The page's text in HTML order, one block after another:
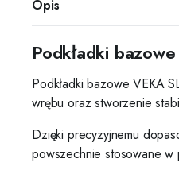
Opis
Podkładki
Podkładki bazowe VEKA
wrębu oraz stworzenie
Dzięki precyzyjnemu
powszechnie stosowane